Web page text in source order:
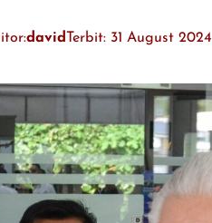
david Terbit: 31 August 2024